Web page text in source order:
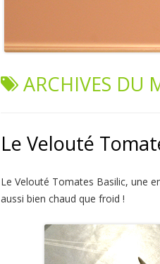
ARCHIVES DU
Le Velouté
Le Velouté Tomates Basilic, une
aussi bien chaud que froid !